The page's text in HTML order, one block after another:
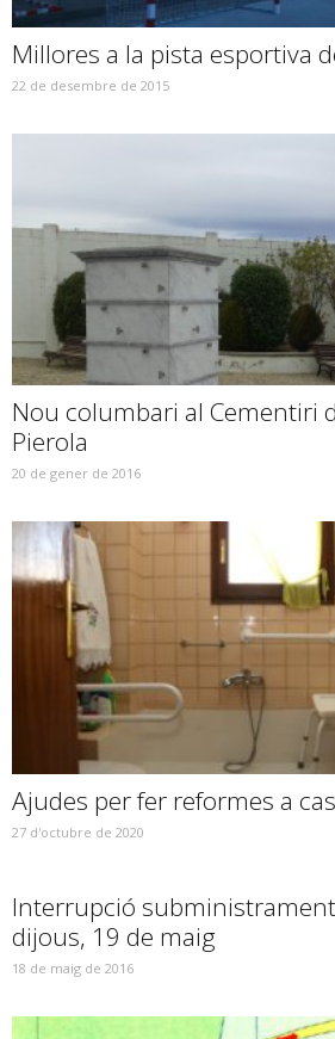
Millores a la pista esportiva
22 de desembre de 2015
Nou columbari al Cementiri
Pierola
20 de gener de 2016
Ajudes per fer reformes a
27 d'octubre de 2020
Interrupció
dijous, 19 de maig
18 de maig de 2016